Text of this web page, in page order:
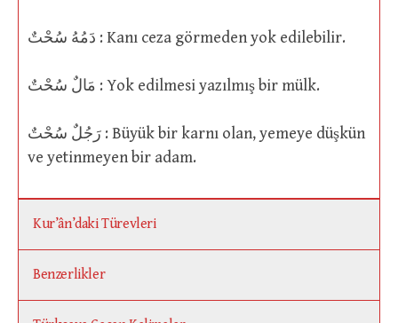
دَمُهُ سُحْتٌ : Kanı ceza görmeden yok edilebilir.
مَالٌ سُحْتٌ : Yok edilmesi yazılmış bir mülk.
رَجُلٌ سُحْتٌ : Büyük bir karnı olan, yemeye düşkün
ve yetinmeyen bir adam.
Kur’ân’daki Türevleri
Benzerlikler